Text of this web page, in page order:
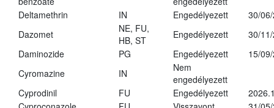
Deltamethrin
IN Engedélyezett
30/
Dazomet
NE, FU,
HB, ST
Engedélyezett
30/
Daminozide
PG Engedélyezett
15/
Cyromazine
IN
Nem
engedélyezett
Cyprodinil
FU Engedélyezett